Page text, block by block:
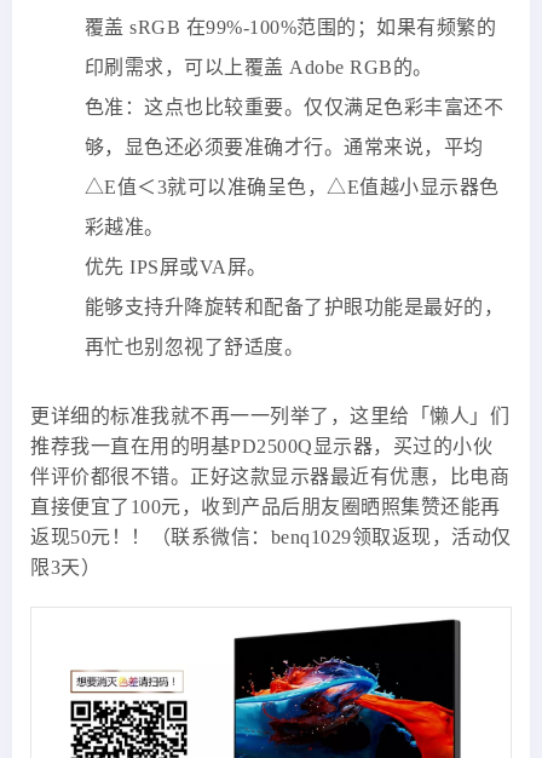
覆盖 sRGB 在99%-100%范围的；如果有频繁的
印刷需求，可以上覆盖 Adobe RGB的。
色准：这点也比较重要。仅仅满足色彩丰富还不
够，显色还必须要准确才行。通常来说，平均
△E值＜3就可以准确呈色，△E值越小显示器色
彩越准。
优先 IPS屏或VA屏。
能够支持升降旋转和配备了护眼功能是最好的，
再忙也别忽视了舒适度。
更详细的标准我就不再一一列举了，这里给「懒人」们
推荐我一直在用的明基PD2500Q显示器，买过的小伙
伴评价都很不错。正好这款显示器最近有优惠，比电商
直接便宜了100元，收到产品后朋友圈晒照集赞还能再
返现50元！！（联系微信：benq1029领取返现，活动仅
限3天）